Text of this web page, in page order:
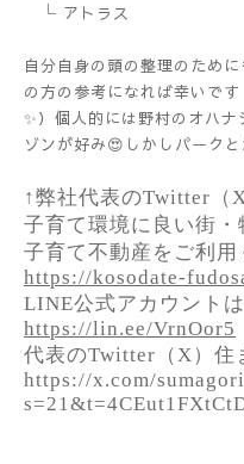
└ アトラス
自分自身の頭の整理のため
の方の参考になれば幸いで
✨）個人的には野村のオハ
ゾンが好み😍しかしパーク
↑弊社代表のTwitter（
子育て環境に良い街
子育て不動産をご利用
https://kosodate-
LINE公式アカウント
https://lin.ee/VrnOor5
代表のTwitter（X）住
https://x.com/